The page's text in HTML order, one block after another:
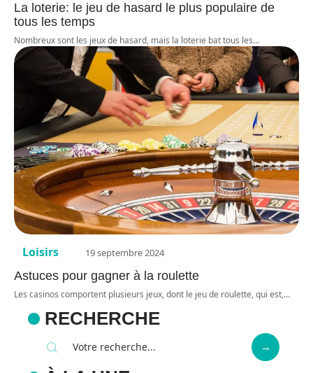
La loterie: le jeu de hasard le plus populaire de
tous les temps
Nombreux sont les jeux de hasard, mais la loterie bat tous les…
Loisirs 19 septembre 2024
Astuces pour gagner à la roulette
Les casinos comportent plusieurs jeux, dont le jeu de roulette, qui est,…
RECHERCHE